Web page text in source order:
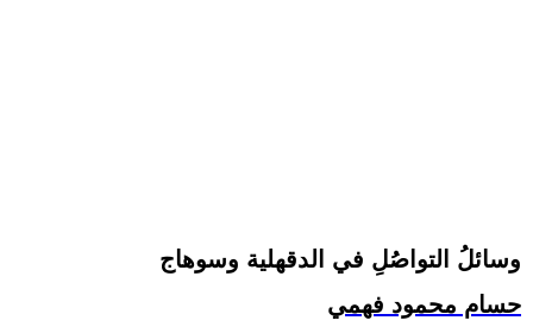
وسائلُ التواصُلِ في الدقهلية وسوهاج
حسام محمود فهمي